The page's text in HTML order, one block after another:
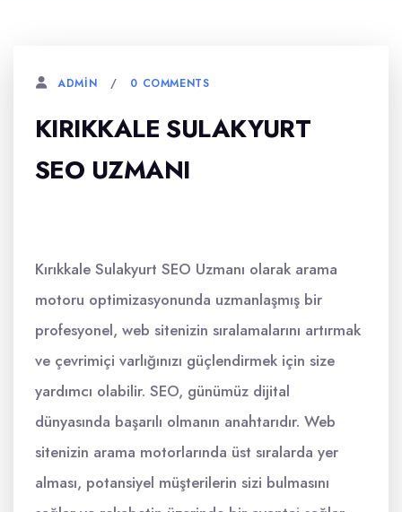
ADMIN 0 COMMENTS
KIRIKKALE SULAKYURT
SEO UZMANI
Kırıkkale Sulakyurt SEO Uzmanı olarak arama
motoru optimizasyonunda uzmanlaşmış bir
profesyonel, web sitenizin sıralamalarını artırmak
ve çevrimiçi varlığınızı güçlendirmek için size
yardımcı olabilir. SEO, günümüz dijital
dünyasında başarılı olmanın anahtarıdır. Web
sitenizin arama motorlarında üst sıralarda yer
alması, potansiyel müşterilerin sizi bulmasını